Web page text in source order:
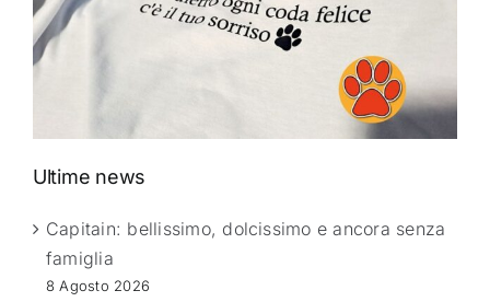
Ultime news
Capitain: bellissimo, dolcissimo e ancora senza
famiglia
8 Agosto 2026